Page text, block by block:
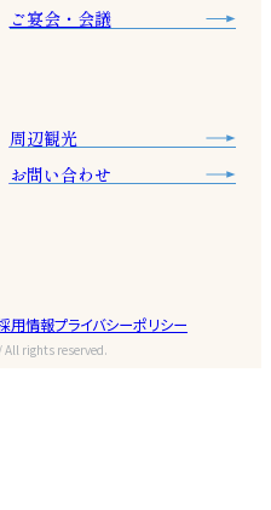
ご宴会・会議
周辺観光
お問い合わせ
用情報プライバシーポリシー
rights reserved.